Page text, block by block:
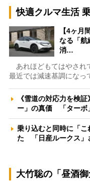
快適クルマ生活
【4ヶ月
なる「航
消…
あれほどもてはやされ
最近では減速基調になっ
《雪道の対応力を検
ー」の真価 「ターボ
乗り込むと同時に「
た 「日産ルークス」
大竹聡の「昼酒御